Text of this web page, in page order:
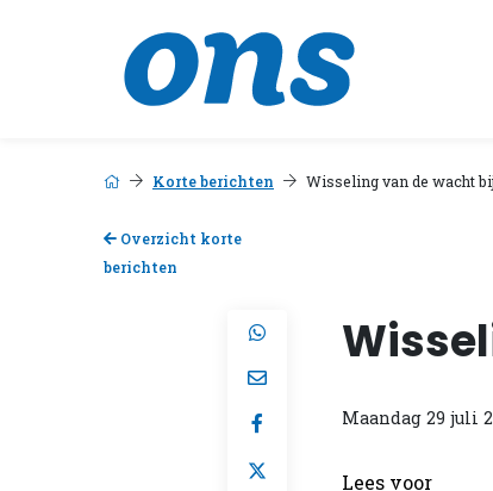
Korte berichten Wisseling van de wacht
Overzicht korte
berichten
Maandag 29 juli
Lees voor